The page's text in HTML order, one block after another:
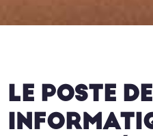
LE POSTE